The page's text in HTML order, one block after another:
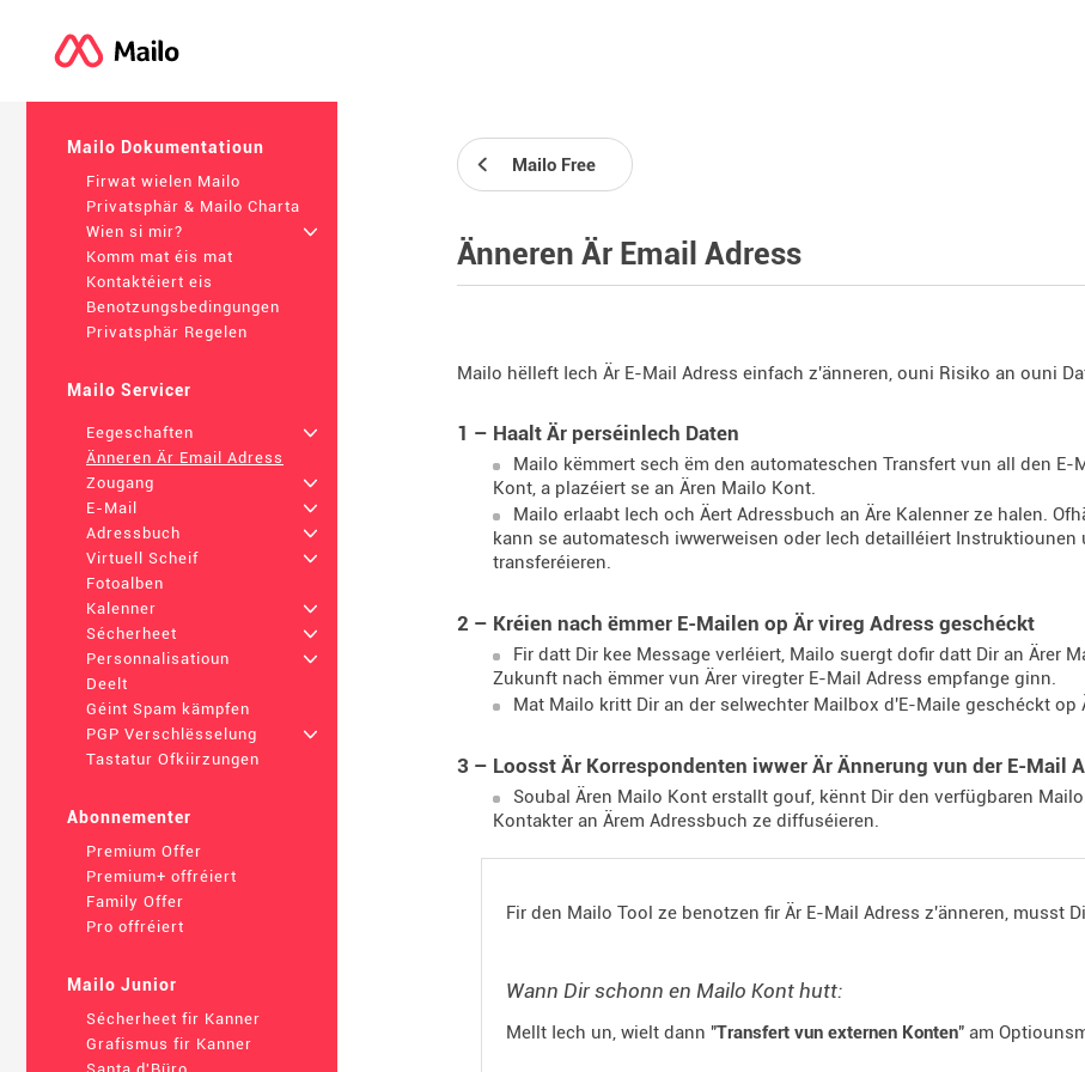
Mailo Dokumentatioun
Firwat wielen Mailo
Privatsphär & Mailo Charta
Wien si mir?
+
Komm mat éis mat
Kontaktéiert eis
Benotzungsbedingungen
Privatsphär Regelen
Mailo Servicer
Eegeschaften
+
Änneren Är Email Adress
Zougang
+
E-Mail
+
Adressbuch
+
Virtuell Scheif
+
Fotoalben
Kalenner
+
Sécherheet
+
Personnalisatioun
+
Deelt
Géint Spam kämpfen
PGP Verschlësselung
+
Tastatur Ofkiirzungen
Abonnementer
Premium Offer
Premium+ offréiert
Family Offer
Pro offréiert
Mailo Junior
Sécherheet fir Kanner
Grafismus fir Kanner
Mailo Free
Änneren Är Email Adress
Mailo hëlleft Iech Är E-Mail Adress einfach z'änneren, ouni Risiko an ouni
1 – Haalt Är perséinlech Daten
Mailo këmmert sech ëm den automateschen Transfert vun all den E-
Kont, a plazéiert se an Ären Mailo Kont.
Mailo erlaabt Iech och Äert Adressbuch an Äre Kalenner ze halen.
kann se automatesch iwwerweisen oder Iech detailléiert
transferéieren.
2 – Kréien nach ëmmer E-Mailen op Är vireg Adress geschéckt
Fir datt Dir kee Message verléiert, Mailo suergt dofir datt Dir an Ärer
Zukunft nach ëmmer vun Ärer viregter E-Mail Adress empfange ginn.
Mat Mailo kritt Dir an der selwechter Mailbox d'E-Maile geschéckt op
3 – Loosst Är Korrespondenten iwwer Är Ännerung vun der E-Mail
Soubal Ären Mailo Kont erstallt gouf, kënnt Dir den verfügbaren
Kontakter an Ärem Adressbuch ze diffuséieren.
Fir den Mailo Tool ze benotzen fir Är E-Mail Adress z'änneren, musst
Wann Dir schonn en Mailo Kont hutt:
Mellt Iech un, wielt dann "Transfert vun externen Konten" am